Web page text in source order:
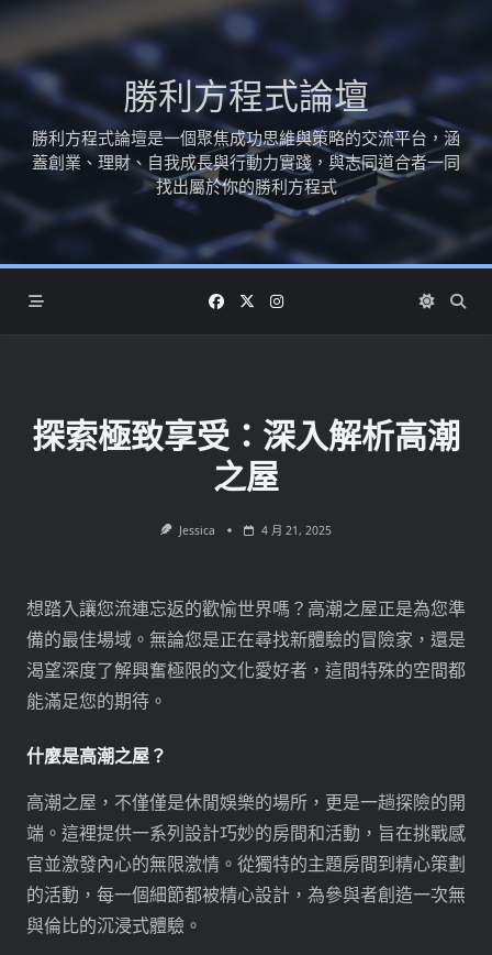
Skip
content
勝利方程式論壇
勝利方程式論壇是一個聚焦成功思維與策略的交流平台，涵
蓋創業、理財、自我成長與行動力實踐，與志同道合者一同
找出屬於你的勝利方程式
探索極致享受：深入解析高潮
之屋
Jessica 4 月 21, 2025
想踏入讓您流連忘返的歡愉世界嗎？高潮之屋正是為您準
備的最佳場域。無論您是正在尋找新體驗的冒險家，還是
渴望深度了解興奮極限的文化愛好者，這間特殊的空間都
能滿足您的期待。
什麼是高潮之屋？
高潮之屋，不僅僅是休閒娛樂的場所，更是一趟探險的開
端。這裡提供一系列設計巧妙的房間和活動，旨在挑戰感
官並激發內心的無限激情。從獨特的主題房間到精心策劃
的活動，每一個細節都被精心設計，為參與者創造一次無
與倫比的沉浸式體驗。